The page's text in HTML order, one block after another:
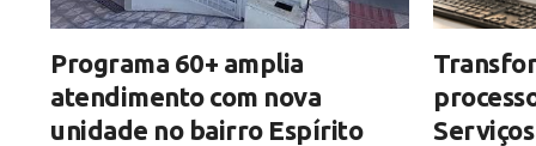
Programa 60+ amplia
atendimento com nova
unidade no bairro Espírito